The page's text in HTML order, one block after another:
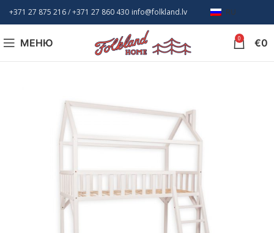
+371 27 875 216/ +371 27 860 430 info@folkland.lv RU
МЕНЮ 0 €0